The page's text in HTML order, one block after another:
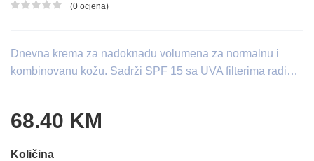
Ocjena proizvoda
(0 ocjena)
Dnevna krema za nadoknadu volumena za normalnu i
kombinovanu kožu. Sadrži SPF 15 sa UVA filterima radi…
68.40 KM
Količina